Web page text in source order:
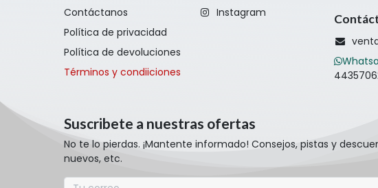
Contáctanos
Política de privacidad
Política de devoluciones
Términos y condiiciones
Instagram
Suscribete a nuestras ofertas
No te lo pierdas. ¡Mantente informado! Consejos, pistas y
nuevos, etc.